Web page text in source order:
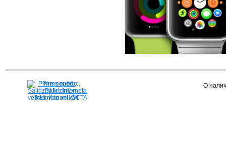
Pirms nopērc,
Salidzini.lv - Interneta
veikali, Kuponi, OCTA
О